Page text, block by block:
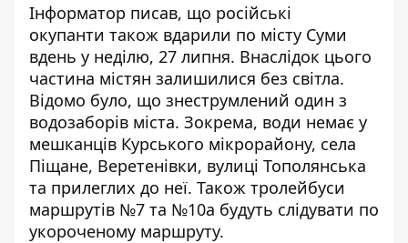
Інформатор писав, що російські
окупанти також вдарили по місту Суми
вдень у неділю, 27 липня. Внаслідок цього
частина містян залишилися без світла.
Відомо було, що знеструмлений один з
водозаборів міста. Зокрема, води немає у
мешканців Курського мікрорайону, села
Піщане, Веретенівки, вулиці Тополянська
та прилеглих до неї. Також тролейбуси
маршрутів №7 та №10а будуть слідувати по
укороченому маршруту.